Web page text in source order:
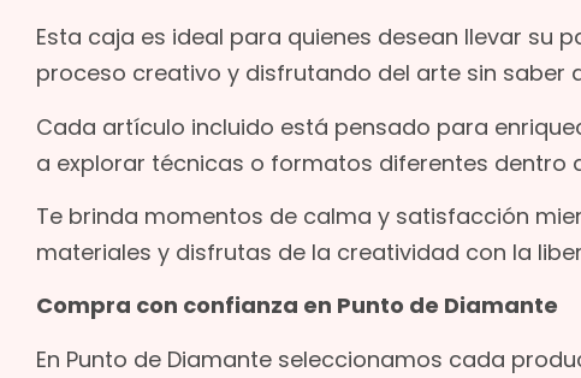
Esta caja es ideal para quienes desean llevar su
proceso creativo y disfrutando del arte sin saber
Cada artículo incluido está pensado para
a explorar técnicas o formatos diferentes dentro
Te brinda momentos de calma y satisfacción
materiales y disfrutas de la creatividad con la
Compra con confianza en Punto de Diamante
En Punto de Diamante seleccionamos cada